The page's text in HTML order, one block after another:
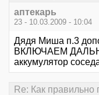
аптекарь
23 - 10.03.2009 - 10:04
Дядя Миша п.3
ВКЛЮЧАЕМ
аккумулятор
Re: Как правильно